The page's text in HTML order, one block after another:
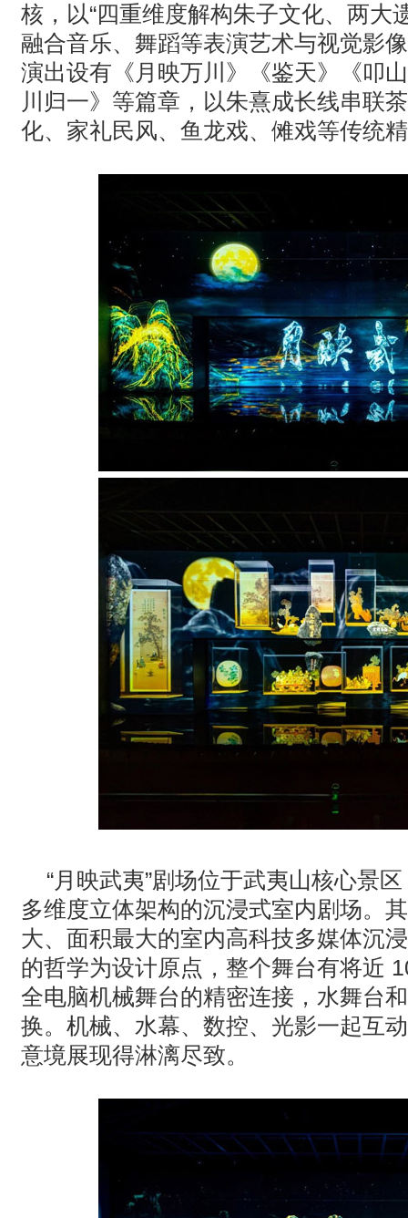
核，以“四重维度解构朱子文化、两大
融合音乐、舞蹈等表演艺术与视觉影
演出设有《月映万川》《鉴天》《叩
川归一》等篇章，以朱熹成长线串联
化、家礼民风、鱼龙戏、傩戏等传统
“月映武夷”剧场位于武夷山核心景
多维度立体架构的沉浸式室内剧场。
大、面积最大的室内高科技多媒体沉
的哲学为设计原点，整个舞台有将近
全电脑机械舞台的精密连接，水舞台
换。机械、水幕、数控、光影一起互
意境展现得淋漓尽致。